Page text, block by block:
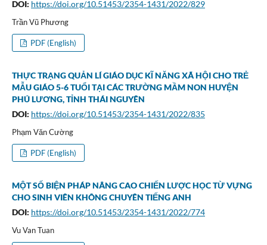
DOI: https://doi.org/10.51453/2354-1431/2022/829
Trần Vũ Phương
PDF (English)
THỰC TRẠNG QUẢN LÍ GIÁO DỤC KĨ NĂNG XÃ HỘI CHO TRẺ
MẪU GIÁO 5-6 TUỔI TẠI CÁC TRƯỜNG MẦM NON HUYỆN
PHÚ LƯƠNG, TỈNH THÁI NGUYÊN
DOI: https://doi.org/10.51453/2354-1431/2022/835
Phạm Văn Cường
PDF (English)
MỘT SỐ BIỆN PHÁP NÂNG CAO CHIẾN LƯỢC HỌC TỪ VỰNG
CHO SINH VIÊN KHÔNG CHUYÊN TIẾNG ANH
DOI: https://doi.org/10.51453/2354-1431/2022/774
Vu Van Tuan